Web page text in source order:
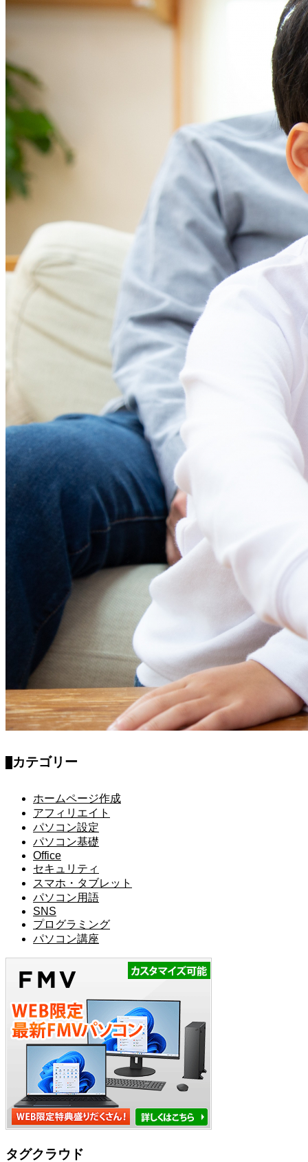
カテゴリー
ホームページ作成
アフィリエイト
パソコン設定
パソコン基礎
Office
セキュリティ
スマホ・タブレット
パソコン用語
SNS
プログラミング
パソコン講座
タグクラウド